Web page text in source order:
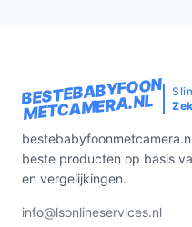
BESTEBABYFOON
METCAMERA.NL
beste producten op basis
en vergelijkingen.
info@lsonlineservices.nl